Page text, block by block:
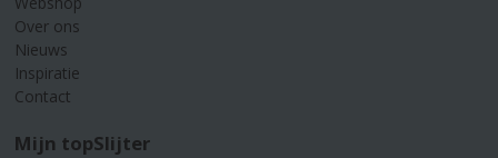
Over ons
Nieuws
Inspiratie
Contact
Mijn topSlijter